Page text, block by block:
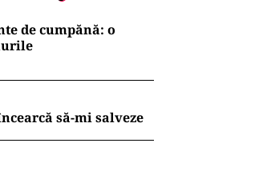
de cumpănă: o
să-mi salveze